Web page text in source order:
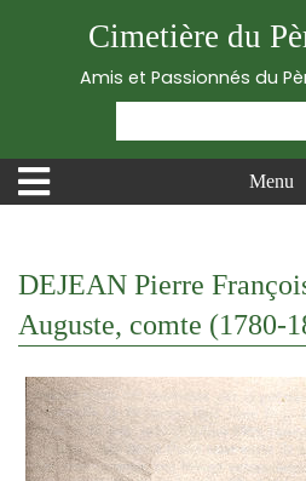
Cimetière du
Amis et Passionnés du
Menu
DEJEAN Pierre
Auguste, comte (1780-